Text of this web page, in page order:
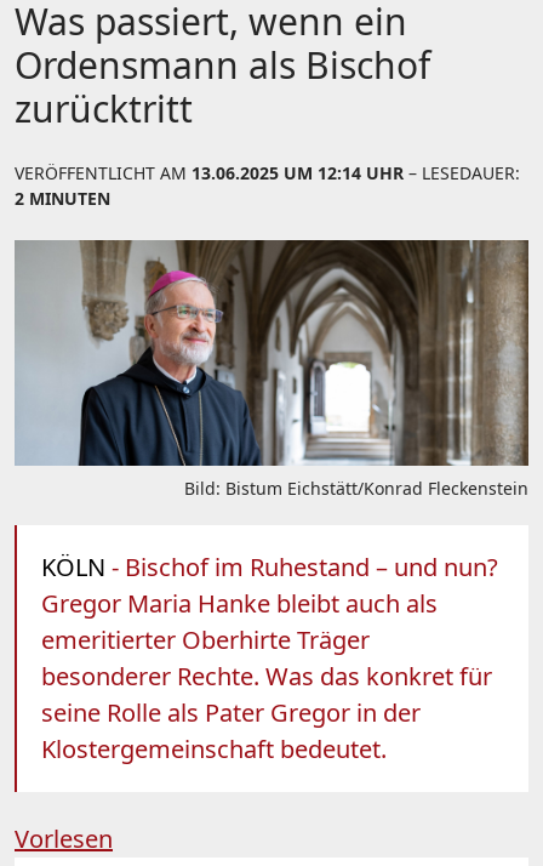
Was passiert, wenn ein
Ordensmann als Bischof
zurücktritt
VERÖFFENTLICHT AM 13.06.2025 UM 12:14 UHR – LESEDAUER:
2 MINUTEN
Bild: Bistum Eichstätt/Konrad Fleckenstein
KÖLN - Bischof im Ruhestand – und nun?
Gregor Maria Hanke bleibt auch als
emeritierter Oberhirte Träger
besonderer Rechte. Was das konkret für
seine Rolle als Pater Gregor in der
Klostergemeinschaft bedeutet.
Vorlesen